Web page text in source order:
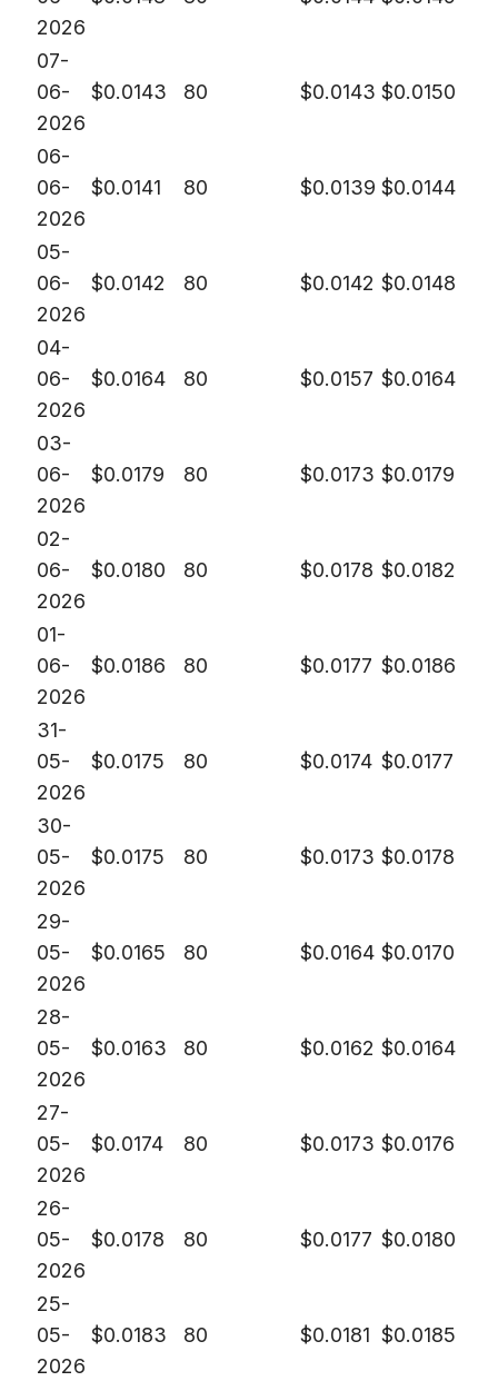
2026
07-
06-
2026
$0.0143 80 $0.0143 $0.0150
06-
06-
2026
$0.0141 80 $0.0139 $0.0144
05-
06-
2026
$0.0142 80 $0.0142 $0.0148
04-
06-
2026
$0.0164 80 $0.0157 $0.0164
03-
06-
2026
$0.0179 80 $0.0173 $0.0179
02-
06-
2026
$0.0180 80 $0.0178 $0.0182
01-
06-
2026
$0.0186 80 $0.0177 $0.0186
31-
05-
2026
$0.0175 80 $0.0174 $0.0177
30-
05-
2026
$0.0175 80 $0.0173 $0.0178
29-
05-
2026
$0.0165 80 $0.0164 $0.0170
28-
05-
2026
$0.0163 80 $0.0162 $0.0164
27-
05-
2026
$0.0174 80 $0.0173 $0.0176
26-
05-
2026
$0.0178 80 $0.0177 $0.0180
25-
05-
2026
$0.0183 80 $0.0181 $0.0185